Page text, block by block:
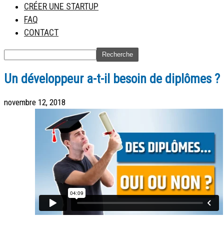
CRÉER UNE STARTUP
FAQ
CONTACT
Un développeur a-t-il besoin de diplômes ?
novembre 12, 2018